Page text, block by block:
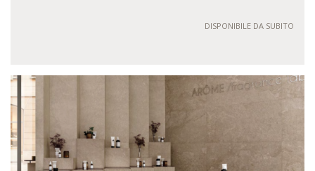
DISPONIBILE DA SUBITO